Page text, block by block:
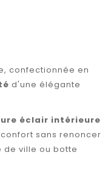
confectionnée en
d'une élégante
éclair intérieure
sans renoncer
ville ou botte